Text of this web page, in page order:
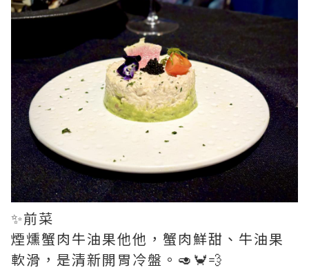
✨前菜
煙燻蟹肉牛油果他他，蟹肉鮮甜、牛油果
軟滑，是清新開胃冷盤。🥑🦀💨